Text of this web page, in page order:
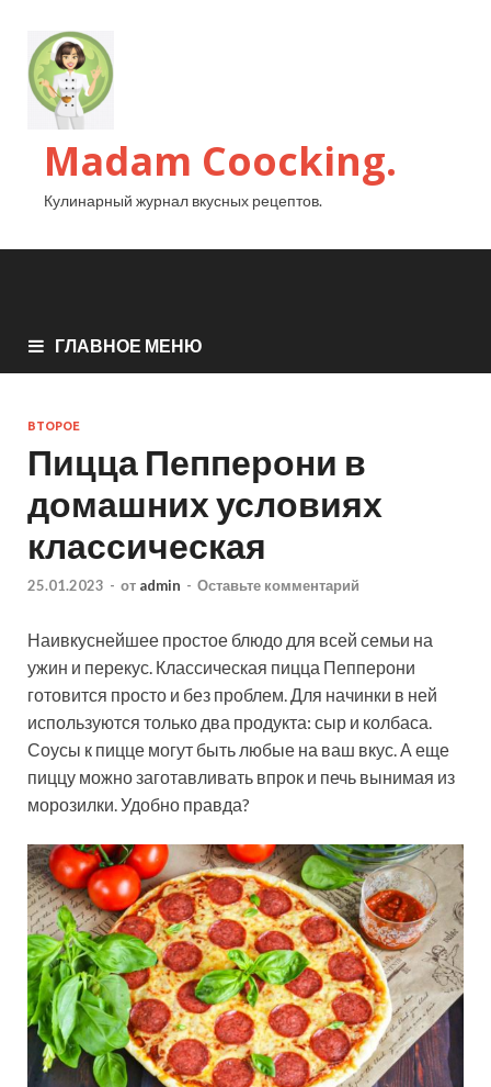
Madam Coocking.
Кулинарный журнал вкусных рецептов.
ГЛАВНОЕ МЕНЮ
ВТОРОЕ
Пицца Пепперони в
домашних условиях
классическая
25.01.2023 - от admin - Оставьте комментарий
Наивкуснейшее простое блюдо для всей семьи на
ужин и перекус. Классическая пицца Пепперони
готовится просто и без проблем. Для начинки в ней
используются только два продукта: сыр и колбаса.
Соусы к пицце могут быть любые на ваш вкус. А еще
пиццу можно заготавливать впрок и печь вынимая из
морозилки. Удобно правда?